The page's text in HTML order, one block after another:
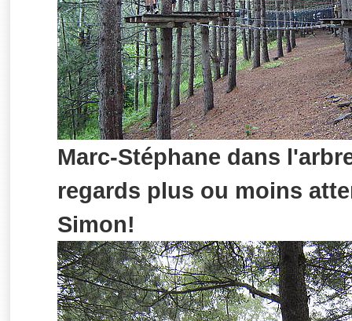
Marc-Stéphane dans
regards plus ou moins
Simon!